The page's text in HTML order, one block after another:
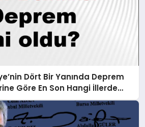
Dört Bir Yanında Deprem
Göre En Son Hangi İllerde